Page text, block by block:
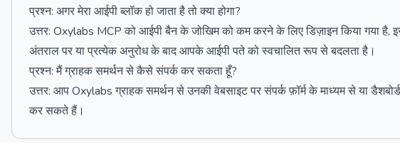
प्रश्न: अगर मेरा आईपी ब्लॉक हो जाता है तो क्या होगा?
उत्तर: Oxylabs MCP को आईपी बैन के जोखिम को कम करने के लिए डिज़ाइन किया गया है,
अंतराल पर या प्रत्येक अनुरोध के बाद आपके आईपी पते को स्वचालित रूप से बदलता है।
प्रश्न: मैं ग्राहक समर्थन से कैसे संपर्क कर सकता हूँ?
उत्तर: आप Oxylabs ग्राहक समर्थन से उनकी वेबसाइट पर संपर्क फ़ॉर्म के माध्यम से या
कर सकते हैं।